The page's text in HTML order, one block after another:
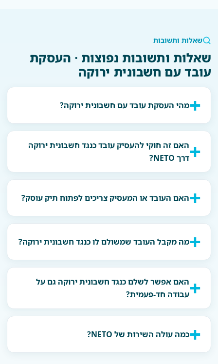
שאלות ותשובות
שאלות ותשובות נפוצות · העסקת
עובד עם חשבונית ירוקה
מהי העסקת עובד עם חשבונית ירוקה?
האם זה חוקי להעסיק עובד כנגד חשבונית ירוקה
דרך NETO?
האם העובד או המעסיק צריכים לפתוח תיק עוסק?
מה מקבל העובד שמשולם לו כנגד חשבונית ירוקה?
האם אפשר לשלם כנגד חשבונית ירוקה גם על
עבודה חד-פעמית?
כמה עולה השירות של NETO?